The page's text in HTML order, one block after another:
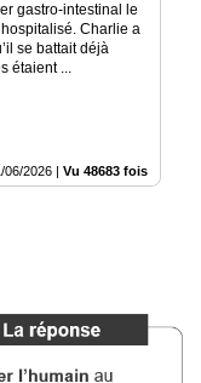
gastro-intestinal le
Charlie a
se battait déjà
étaient ...
06/2026 Vu 48683 fois